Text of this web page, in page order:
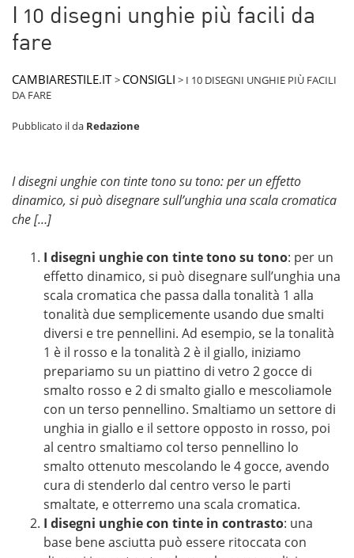
I 10 disegni unghie più facili da
fare
CAMBIARESTILE.IT > CONSIGLI > I 10 DISEGNI UNGHIE PIÙ FACILI
DA FARE
Pubblicato ilda Redazione
I disegni unghie con tinte tono su tono: per un effetto
dinamico, si può disegnare sull’unghia una scala cromatica
che […]
I disegni unghie con tinte tono su tono: per un
effetto dinamico, si può disegnare sull’unghia una
scala cromatica che passa dalla tonalità 1 alla
tonalità due semplicemente usando due smalti
diversi e tre pennellini. Ad esempio, se la tonalità
1 è il rosso e la tonalità 2 è il giallo, iniziamo
prepariamo su un piattino di vetro 2 gocce di
smalto rosso e 2 di smalto giallo e mescoliamole
con un terso pennellino. Smaltiamo un settore di
unghia in giallo e il settore opposto in rosso, poi
al centro smaltiamo col terso pennellino lo
smalto ottenuto mescolando le 4 gocce, avendo
cura di stenderlo dal centro verso le parti
smaltate, e otterremo una scala cromatica.
I disegni unghie con tinte in contrasto: una
base bene asciutta può essere ritoccata con